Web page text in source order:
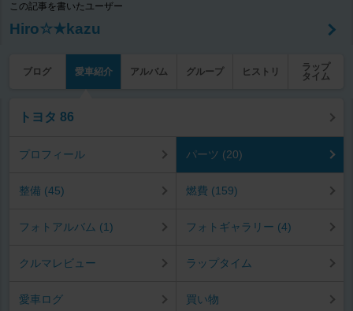
この記事を書いたユーザー
Hiro☆★kazu
ブログ 愛車紹介 アルバム グループ ヒストリ
ラップ
タイム
トヨタ 86
プロフィール パーツ (20)
整備 (45) 燃費 (159)
フォトアルバム (1) フォトギャラリー (4)
クルマレビュー ラップタイム
愛車ログ 買い物